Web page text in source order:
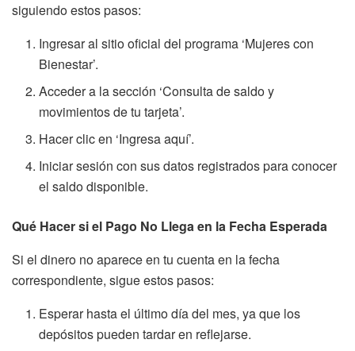
siguiendo estos pasos:
Ingresar al sitio oficial del programa ‘Mujeres con
Bienestar’.
Acceder a la sección ‘Consulta de saldo y
movimientos de tu tarjeta’.
Hacer clic en ‘Ingresa aquí’.
Iniciar sesión con sus datos registrados para conocer
el saldo disponible.
Qué Hacer si el Pago No Llega en la Fecha Esperada
Si el dinero no aparece en tu cuenta en la fecha
correspondiente, sigue estos pasos:
Esperar hasta el último día del mes, ya que los
depósitos pueden tardar en reflejarse.